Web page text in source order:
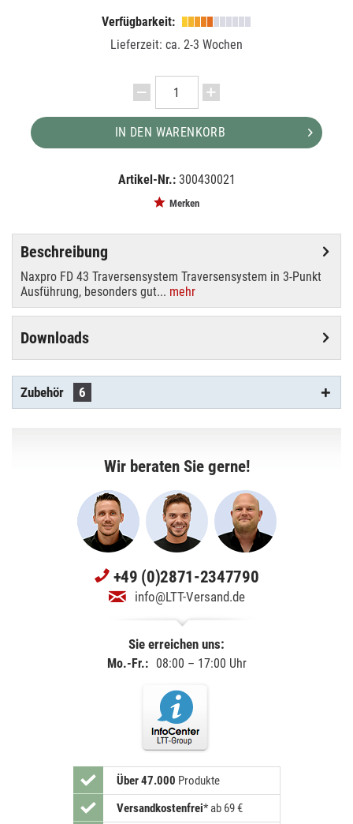
Verfügbarkeit:
Lieferzeit: ca. 2-3 Wochen
IN DEN WARENKORB
Artikel-Nr.: 300430021
Merken
Beschreibung
Naxpro FD 43 Traversensystem Traversensystem in 3-Punkt
Ausführung, besonders gut... mehr
Downloads
Zubehör 6
Wir beraten Sie gerne!
+49 (0)2871-2347790
info@LTT-Versand.de
Sie erreichen uns:
Mo.-Fr.: 08:00 – 17:00 Uhr
Über 47.000 Produkte
Versandkostenfrei* ab 69 €